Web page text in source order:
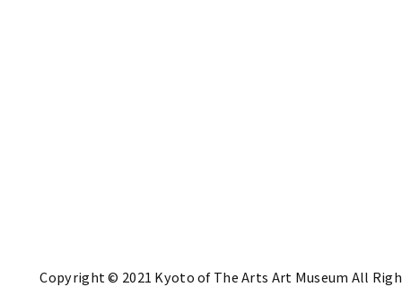
Copyright © 2021 Kyoto of The Arts Art Museum All